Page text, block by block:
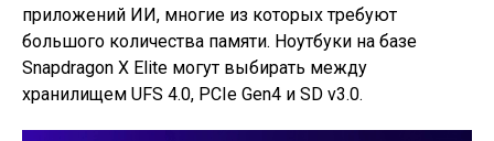
приложений ИИ, многие из которых требуют
большого количества памяти. Ноутбуки на базе
Snapdragon X Elite могут выбирать между
хранилищем UFS 4.0, PCIe Gen4 и SD v3.0.